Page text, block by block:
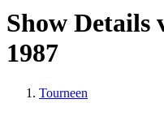
Show Details
1987
Tourneen